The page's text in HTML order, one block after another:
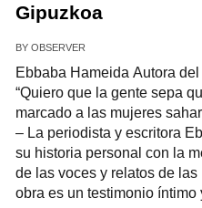
Gipuzkoa
BY OBSERVER
Ebbaba Hameida Autora del
“Quiero que la gente sepa
marcado a las mujeres
– La periodista y escritora
su historia personal con la
de las voces y relatos de
obra es un testimonio íntimo